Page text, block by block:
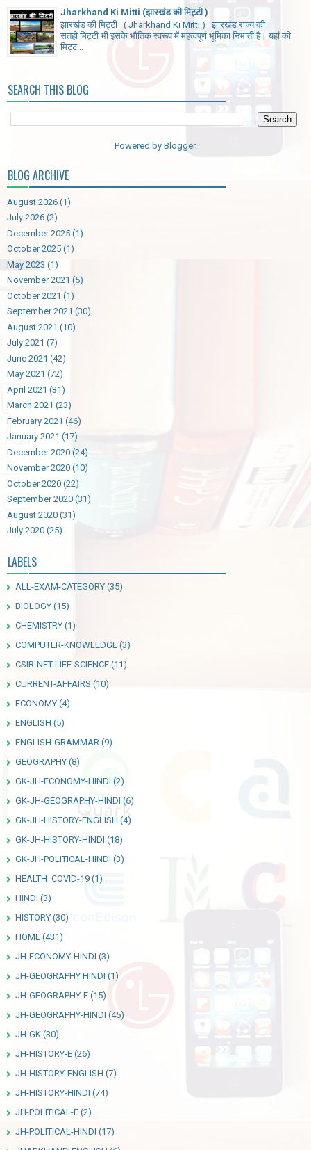
Jharkhand Ki Mitti (झारखंड की मिट्टी )
झारखंड की मिट्टी ( Jharkhand Ki Mitti ) झारखंड राज्य की
सतही मिट्टी भी इसके भौतिक स्वरूप में महत्वपूर्ण भूमिका निभाती है। यहां की
मिट्ट...
SEARCH THIS BLOG
Powered by Blogger.
BLOG ARCHIVE
August 2026 (1)
July 2026 (2)
December 2025 (1)
October 2025 (1)
May 2023 (1)
November 2021 (5)
October 2021 (1)
September 2021 (30)
August 2021 (10)
July 2021 (7)
June 2021 (42)
May 2021 (72)
April 2021 (31)
March 2021 (23)
February 2021 (46)
January 2021 (17)
December 2020 (24)
November 2020 (10)
October 2020 (22)
September 2020 (31)
August 2020 (31)
July 2020 (25)
LABELS
ALL-EXAM-CATEGORY (35)
BIOLOGY (15)
CHEMISTRY (1)
COMPUTER-KNOWLEDGE (3)
CSIR-NET-LIFE-SCIENCE (11)
CURRENT-AFFAIRS (10)
ECONOMY (4)
ENGLISH (5)
ENGLISH-GRAMMAR (9)
GEOGRAPHY (8)
GK-JH-ECONOMY-HINDI (2)
GK-JH-GEOGRAPHY-HINDI (6)
GK-JH-HISTORY-ENGLISH (4)
GK-JH-HISTORY-HINDI (18)
GK-JH-POLITICAL-HINDI (3)
HEALTH_COVID-19 (1)
HINDI (3)
HISTORY (30)
HOME (431)
JH-ECONOMY-HINDI (3)
JH-GEOGRAPHY HINDI (1)
JH-GEOGRAPHY-E (15)
JH-GEOGRAPHY-HINDI (45)
JH-GK (30)
JH-HISTORY-E (26)
JH-HISTORY-ENGLISH (7)
JH-HISTORY-HINDI (74)
JH-POLITICAL-E (2)
JH-POLITICAL-HINDI (17)